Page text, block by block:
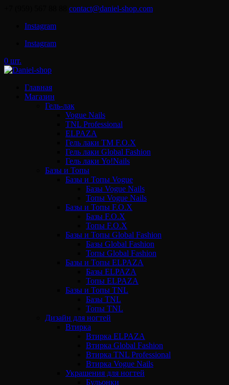
contact@daniel-shop.com
Instagram
Instagram
0 шт.
Главная
Магазин
Гель-лак
Vogue Nails
TNL Professional
ELPAZA
Гель лаки ТМ F.O.X
Гель лаки Global Fashion
Гель лаки Yo!Nails
Базы и Топы
Базы и Топы Vogue
Базы Vogue Nails
Топы Vogue Nails
Базы и Топы F.O.X
Базы F.O.X
Топы F.O.X
Базы и Топы Global Fashion
Базы Global Fashion
Топы Global Fashion
Базы и Топы ELPAZA
Базы ELPAZA
Топы ELPAZA
Базы и Топы TNL
Базы TNL
Топы TNL
Дизайн для ногтей
Втирка
Втирка ELPAZA
Втирка Global Fashion
Втирка TNL Professional
Втирка Vogue Nails
Украшения для ногтей
Бульонки